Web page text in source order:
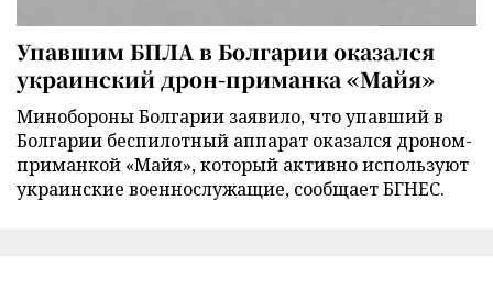
Упавшим БПЛА в Болгарии оказался
украинский дрон-приманка «Майя»
Минобороны Болгарии заявило, что упавший в
Болгарии беспилотный аппарат оказался дроном-
приманкой «Майя», который активно используют
украинские военнослужащие, сообщает БГНЕС.